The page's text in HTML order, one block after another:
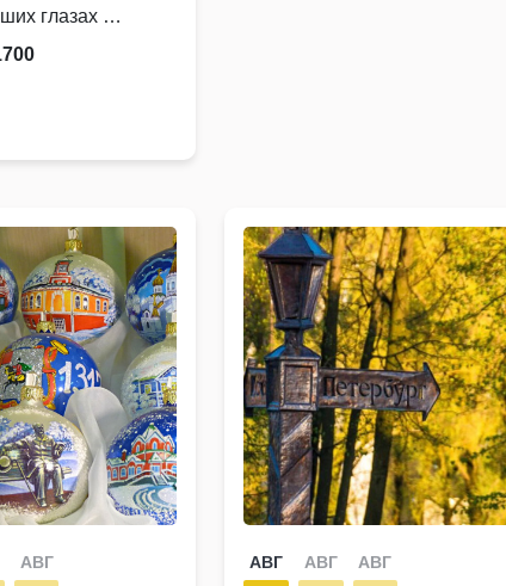
глазах …
АВГ АВГ АВГ АВГ